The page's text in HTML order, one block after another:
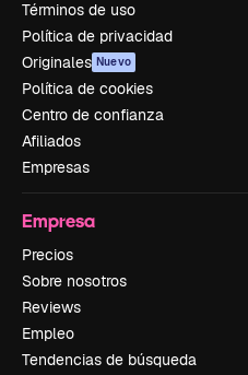
Términos de uso
Política de privacidad
Originales Nuevo
Política de cookies
Centro de confianza
Afiliados
Empresas
Empresa
Precios
Sobre nosotros
Reviews
Empleo
Tendencias de búsqueda